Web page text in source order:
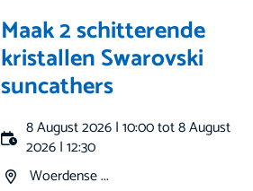
Maak 2 schitterende
kristallen Swarovski
suncathers
8 August 2026 | 10:00 tot 8 August
2026 | 12:30
Woerdense ...